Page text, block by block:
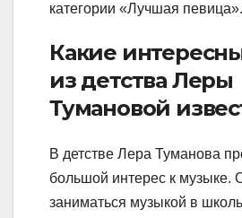
категории «Лучшая певица».
Какие
из детства Леры
Тумановой
В детстве Лера Туманова
большой интерес к музыке.
заниматься музыкой в